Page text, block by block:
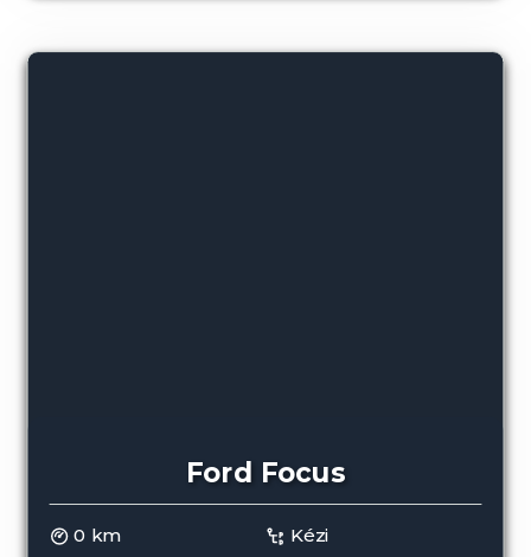
Ford Focus
0 km Kézi